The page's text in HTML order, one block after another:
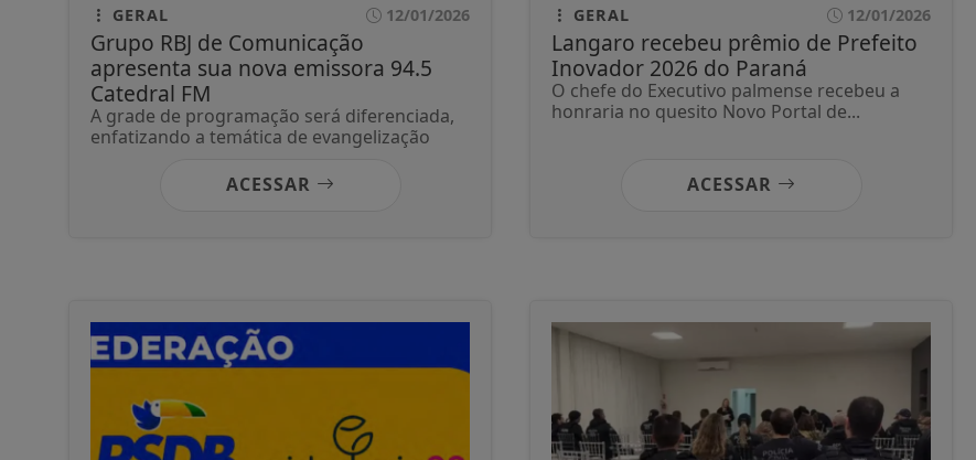
GERAL 12/01/2026
Grupo RBJ de Comunicação
apresenta sua nova emissora 94.5
Catedral FM
A grade de programação será diferenciada,
enfatizando a temática de evangelização
ACESSAR
GERAL 12/01/2026
Langaro recebeu prêmio de Prefeito
Inovador 2026 do Paraná
O chefe do Executivo palmense recebeu a
honraria no quesito Novo Portal de...
ACESSAR